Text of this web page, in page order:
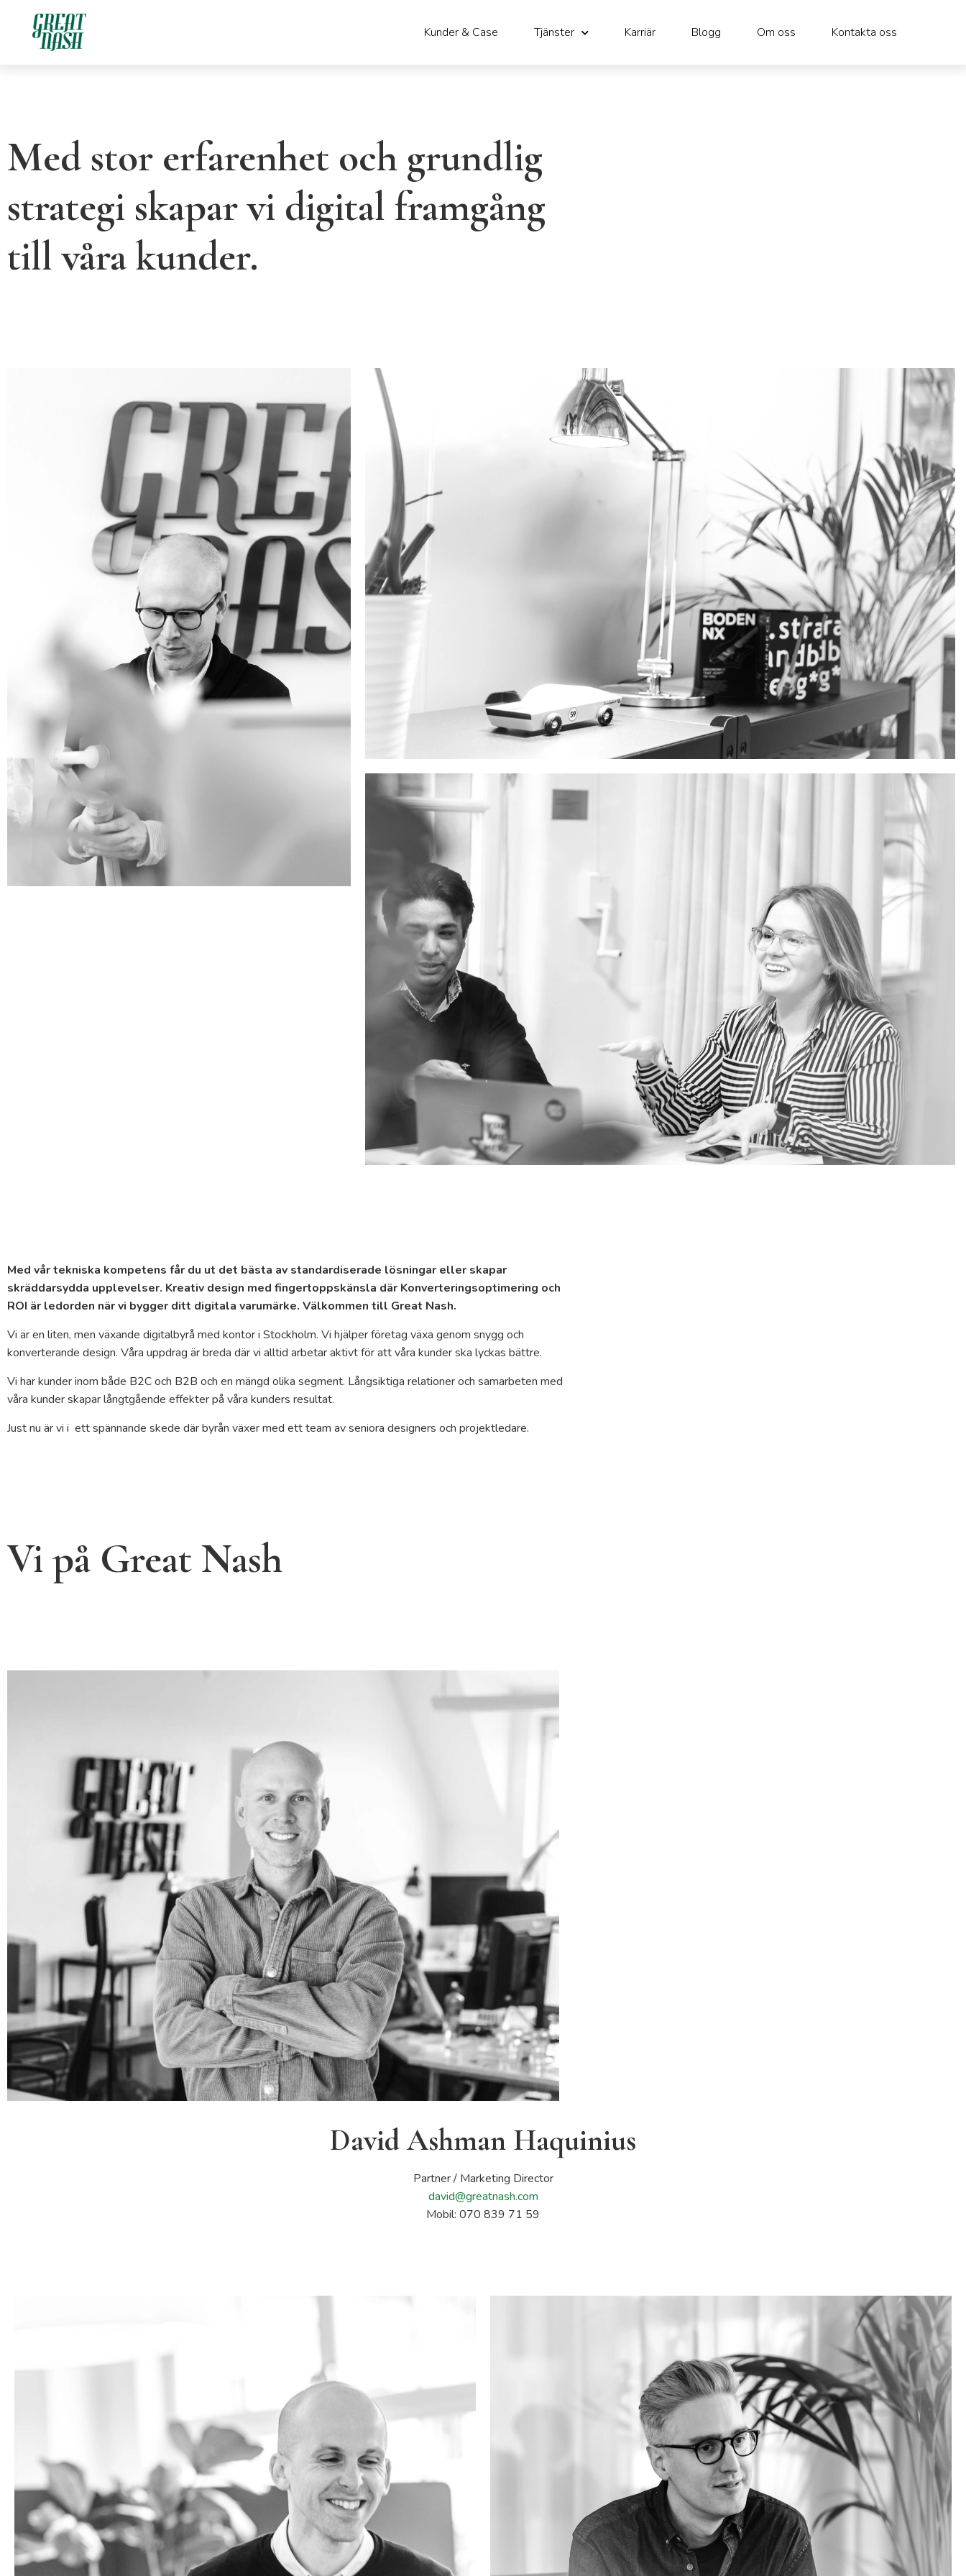
Kunder & Case Tjänster Karriär Blogg Om oss Kontakta oss
Med stor erfarenhet och grundlig
strategi skapar vi digital framgång
till våra kunder.
Med vår tekniska kompetens får du ut det bästa av standardiserade lösningar eller skapar
skräddarsydda upplevelser. Kreativ design med fingertoppskänsla där Konverteringsoptimering och
ROI är ledorden när vi bygger ditt digitala varumärke. Välkommen till Great Nash.
Vi är en liten, men växande digitalbyrå med kontor i Stockholm. Vi hjälper företag växa genom snygg och
konverterande design. Våra uppdrag är breda där vi alltid arbetar aktivt för att våra kunder ska lyckas bättre.
Vi har kunder inom både B2C och B2B och en mängd olika segment. Långsiktiga relationer och samarbeten med
våra kunder skapar långtgående effekter på våra kunders resultat.
Just nu är vi i ett spännande skede där byrån växer med ett team av seniora designers och projektledare.
Vi på Great Nash
David Ashman Haquinius
Partner / Marketing Director
david@greatnash.com
Mobil: 070 839 71 59